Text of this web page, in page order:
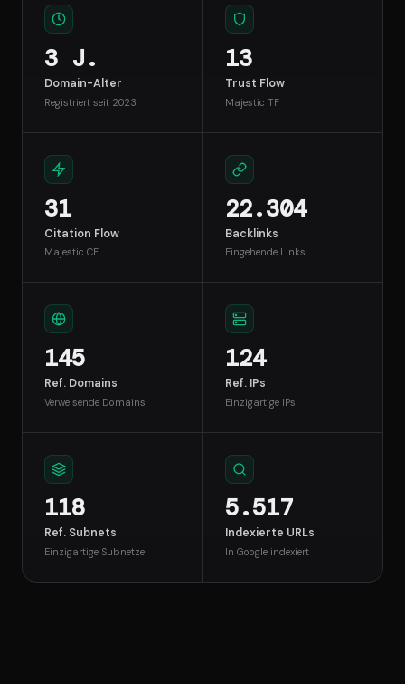
3 J.
Domain-Alter
Registriert seit 2023
13
Trust Flow
Majestic TF
31
Citation Flow
Majestic CF
22.304
Backlinks
Eingehende Links
145
Ref. Domains
Verweisende Domains
124
Ref. IPs
Einzigartige IPs
118
Ref. Subnets
Einzigartige Subnetze
5.517
Indexierte URLs
In Google indexiert